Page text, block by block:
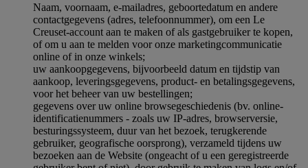
Naam, voornaam, e-mailadres, geboortedatum en andere
contactgegevens (adres, telefoonnummer), om een Le
Creuset-account aan te maken of als gastgebruiker te kopen,
of om u aan te melden voor onze marketingcommunicatie
online of in onze winkels;
uw aankoopgegevens, bijvoorbeeld datum en tijdstip van
aankoop, leveringsgegevens, product- en betalingsgegevens,
voor het beheer van uw bestellingen;
gegevens over uw online browsegeschiedenis (bv. online-
identificatienummers - zoals uw IP-adres, browserversie,
besturingssysteem, duur van het bezoek, terugkerende
gebruiker, geografische oorsprong), verzameld tijdens uw
bezoeken aan de Website (ongeacht of u een geregistreerde